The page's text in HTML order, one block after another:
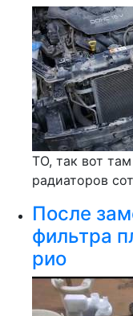
ТО, так вот
радиаторов
После
фильтра
рио